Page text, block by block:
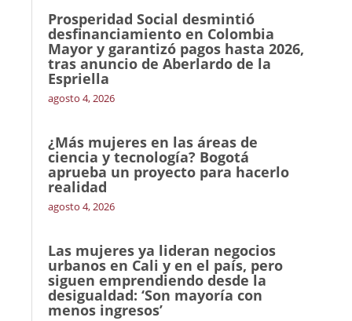
Prosperidad Social desmintió
desfinanciamiento en Colombia
Mayor y garantizó pagos hasta 2026,
tras anuncio de Aberlardo de la
Espriella
agosto 4, 2026
¿Más mujeres en las áreas de
ciencia y tecnología? Bogotá
aprueba un proyecto para hacerlo
realidad
agosto 4, 2026
Las mujeres ya lideran negocios
urbanos en Cali y en el país, pero
siguen emprendiendo desde la
desigualdad: ‘Son mayoría con
menos ingresos’